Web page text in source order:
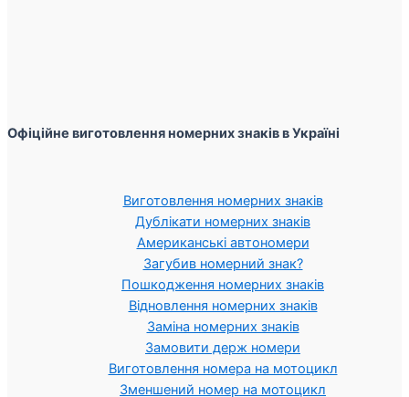
Офіційне виготовлення номерних знаків в Україні
Виготовлення номерних знаків
Дублікати номерних знаків
Американські автономери
Загубив номерний знак?
Пошкодження номерних знаків
Відновлення номерних знаків
Заміна номерних знаків
Замовити держ номери
Виготовлення номера на мотоцикл
Зменшений номер на мотоцикл